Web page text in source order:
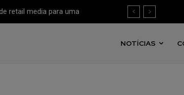
retail media para uma
off-site e mensuração
NOTÍCIAS